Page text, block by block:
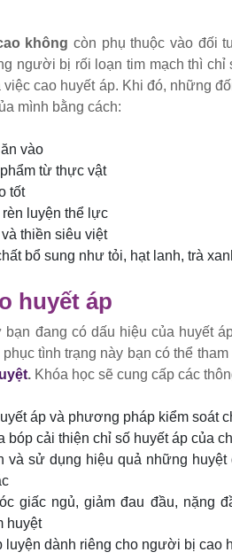
không còn phụ thuộc vào đối
người bị rối loạn tim mạch thì
cao huyết áp. Khi đó, những
mình bằng cách:
vào
từ thực vật
tốt
rèn luyện thể lực
thiền siêu việt
bổ sung như tỏi, hạt lanh, trà
huyết áp
bạn đang có dấu hiệu của huyết
tình trạng này bạn có thể
. Khóa học sẽ cung cấp các
áp và phương pháp kiểm soát
bóp cải thiện chỉ số huyết áp của
và sử dụng hiệu quả những
giấc ngủ, giảm đau đầu, nặng
huyệt
luyện dành riêng cho người bị cao